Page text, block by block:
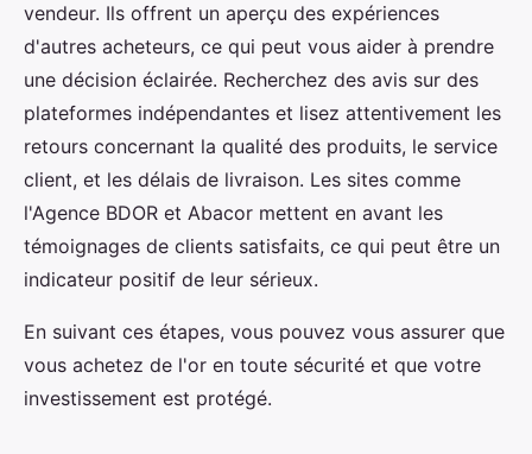
vendeur. Ils offrent un aperçu des expériences
d'autres acheteurs, ce qui peut vous aider à prendre
une décision éclairée. Recherchez des avis sur des
plateformes indépendantes et lisez attentivement les
retours concernant la qualité des produits, le service
client, et les délais de livraison. Les sites comme
l'Agence BDOR et Abacor mettent en avant les
témoignages de clients satisfaits, ce qui peut être un
indicateur positif de leur sérieux.
En suivant ces étapes, vous pouvez vous assurer que
vous achetez de l'or en toute sécurité et que votre
investissement est protégé.